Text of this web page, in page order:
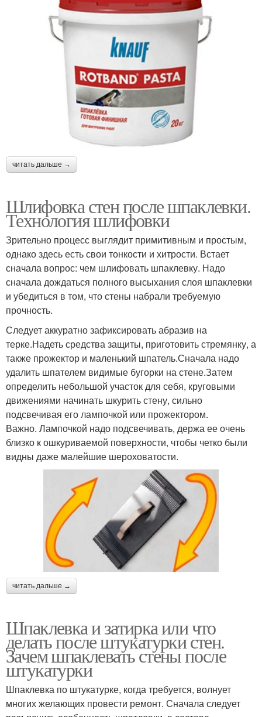
читать дальше →
Шлифовка стен после шпаклевки.
Технология шлифовки
Зрительно процесс выглядит примитивным и простым,
однако здесь есть свои тонкости и хитрости. Встает
сначала вопрос: чем шлифовать шпаклевку. Надо
сначала дождаться полного высыхания слоя шпаклевки
и убедиться в том, что стены набрали требуемую
прочность.
Следует аккуратно зафиксировать абразив на
терке.Надеть средства защиты, приготовить стремянку, а
также прожектор и маленький шпатель.Сначала надо
удалить шпателем видимые бугорки на стене.Затем
определить небольшой участок для себя, круговыми
движениями начинать шкурить стену, сильно
подсвечивая его лампочкой или прожектором.
Важно. Лампочкой надо подсвечивать, держа ее очень
близко к ошкуриваемой поверхности, чтобы четко были
видны даже малейшие шероховатости.
читать дальше →
Шпаклевка и затирка или что
делать после штукатурки стен.
Зачем шпаклевать стены после
штукатурки
Шпаклевка по штукатурке, когда требуется, волнует
многих желающих провести ремонт. Сначала следует